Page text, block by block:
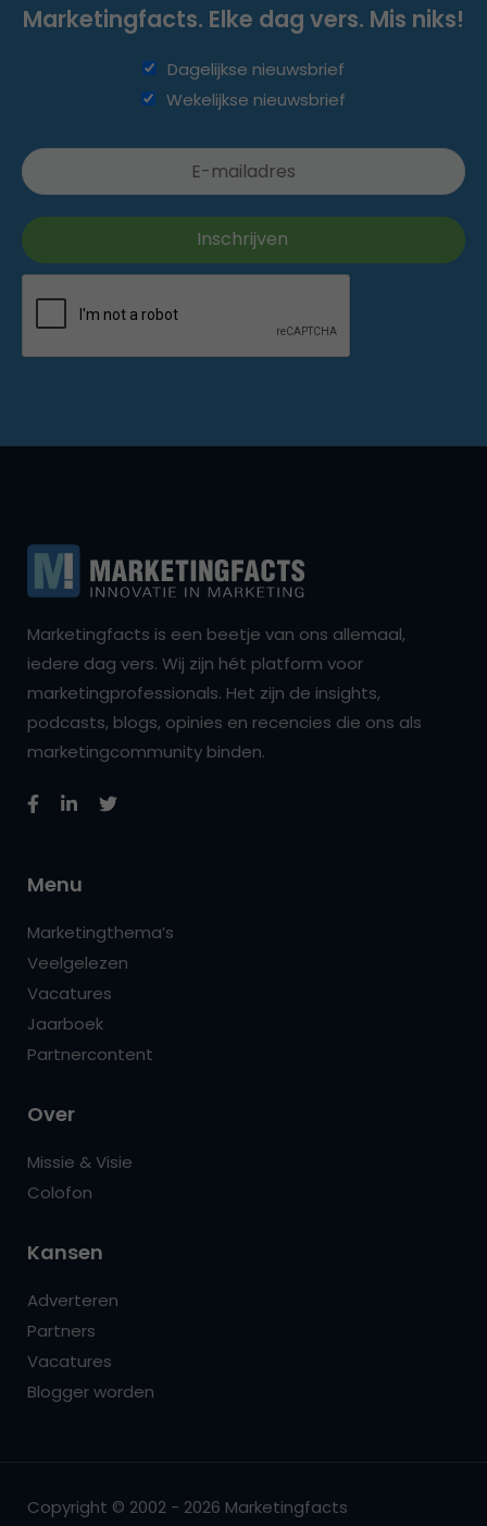
Marketingfacts. Elke dag vers. Mis niks!
Dagelijkse nieuwsbrief
Wekelijkse nieuwsbrief
Marketingfacts is een beetje van ons allemaal,
iedere dag vers. Wij zijn hét platform voor
marketingprofessionals. Het zijn de insights,
podcasts, blogs, opinies en recencies die ons als
marketingcommunity binden.
Menu
Marketingthema’s
Veelgelezen
Vacatures
Jaarboek
Partnercontent
Over
Missie & Visie
Colofon
Kansen
Adverteren
Partners
Vacatures
Blogger worden
Copyright © 2002 - 2026 Marketingfacts